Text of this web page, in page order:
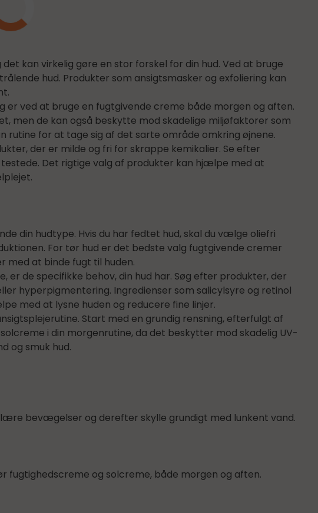
kan virkelig gøre en stor forskel for din hud. Ved at bruge
hud. Produkter som ansigtsmasker og exfoliering kan
er ved at bruge en fugtgivende creme både morgen og aften.
men de kan også beskytte mod skadelige miljøfaktorer som
rutine for at tage sig af det sarte område omkring øjnene.
der er milde og fri for skrappe kemikalier. Se efter
Det rigtige valg af produkter kan hjælpe med at
din hudtype. Hvis du har fedtet hud, skal du vælge oliefri
For tør hud er det bedste valg fugtgivende cremer
med at binde fugt til huden.
de specifikke behov, din hud har. Søg efter produkter, der
hyperpigmentering. Ingredienser som salicylsyre og retinol
med at lysne huden og reducere fine linjer.
Start med en grundig rensning, efterfulgt af
i din morgenrutine, da det beskytter mod skadelig UV-
og smuk hud.
bevægelser og derefter skylle grundigt med lunkent vand.
fugtighedscreme og solcreme, både morgen og aften.